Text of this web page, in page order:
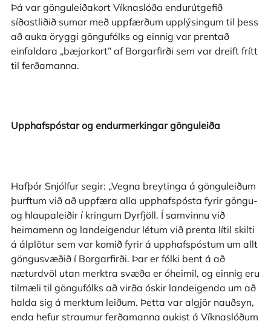
Þá var gönguleiðakort Víknaslóða endurútgefið
síðastliðið sumar með uppfærðum upplýsingum til þess
að auka öryggi göngufólks og einnig var prentað
einfaldara „bæjarkort” af Borgarfirði sem var dreift frítt
til ferðamanna.
Upphafspóstar og endurmerkingar gönguleiða
Hafþór Snjólfur segir: „Vegna breytinga á gönguleiðum
þurftum við að uppfæra alla upphafspósta fyrir göngu-
og hlaupaleiðir í kringum Dyrfjöll. Í samvinnu við
heimamenn og landeigendur létum við prenta lítil skilti
á álplötur sem var komið fyrir á upphafspóstum um allt
göngusvæðið í Borgarfirði. Þar er fólki bent á að
næturdvöl utan merktra svæða er óheimil, og einnig eru
tilmæli til göngufólks að virða óskir landeigenda um að
halda sig á merktum leiðum. Þetta var algjör nauðsyn,
enda hefur straumur ferðamanna aukist á Víknaslóðum